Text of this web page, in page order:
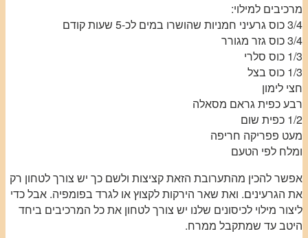
מרכיבים למילוי:
3/4 כוס גרעיני חמניות שהושרו במים לכ-5 שעות קודם
3/4 כוס גזר מגורר
1/3 כוס סלרי
1/3 כוס בצל
חצי לימון
רבע כפית גראם מסאלה
1/2 כפית שום
מעט פפריקה חריפה
ומלח לפי הטעם
אפשר להכין מהתערובת הזאת קציצות ולשם כך יש צורך לטחון רק
את הגרעינים. ואת שאר הירקות לקצוץ או לגרד בפומפיה. אבל כדי
ליצור מילוי לכיסונים שלנו יש צורך לטחון את כל המרכיבים ביחד
היטב עד שמתקבל ממרח.